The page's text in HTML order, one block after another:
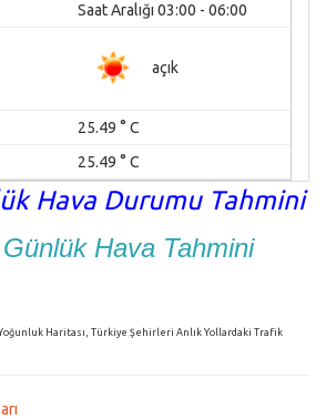
Saat Aralığı 03:00 - 06:00
açık
25.49 ° C
25.49 ° C
Hava Durumu Tahmini
Hava Tahmini
Haritası, Türkiye Şehirleri Anlık Yollardaki Trafik